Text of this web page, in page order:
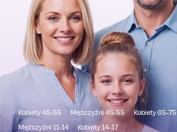
Kobiety 45-55 Mężczyźni 45-55 Kobiety 65-75
Mężczyźni 11-14
Kobiety 14-17